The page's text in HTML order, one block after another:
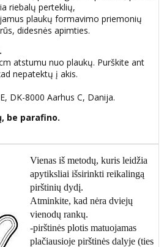
riebalų perteklių,
plaukų formavimo priemonių
didesnės apimties.
atstumu nuo plaukų. Purškite ant
nepatektų į akis.
DK-8000 Aarhus C, Danija.
be parafino.
Vienas iš metodų, kuris leidžia
apytiksliai išsirinkti reikalingą
pirštinių dydį.
Atminkite, kad nėra dviejų
vienodų rankų.
-pirštinės plotis matuojamas
plačiausioje pirštinės dalyje (ties